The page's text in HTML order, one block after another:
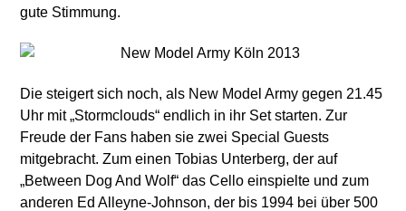
gute Stimmung.
Die steigert sich noch, als New Model Army gegen 21.45
Uhr mit „Stormclouds“ endlich in ihr Set starten. Zur
Freude der Fans haben sie zwei Special Guests
mitgebracht. Zum einen Tobias Unterberg, der auf
„Between Dog And Wolf“ das Cello einspielte und zum
anderen Ed Alleyne-Johnson, der bis 1994 bei über 500